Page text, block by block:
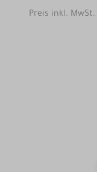
Preis inkl. MwSt.